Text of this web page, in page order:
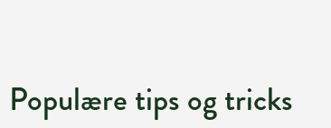
Populære tips og tricks